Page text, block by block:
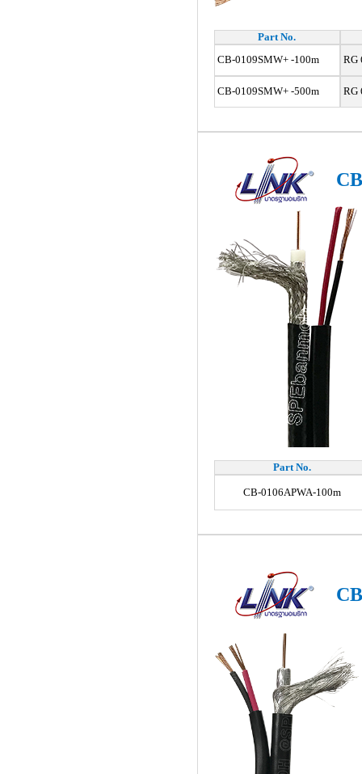
Part No.
CB-0109SMW+ -100m
RG
CB-0109SMW+ -500m RG
Part No.
CB-0106APWA-100m